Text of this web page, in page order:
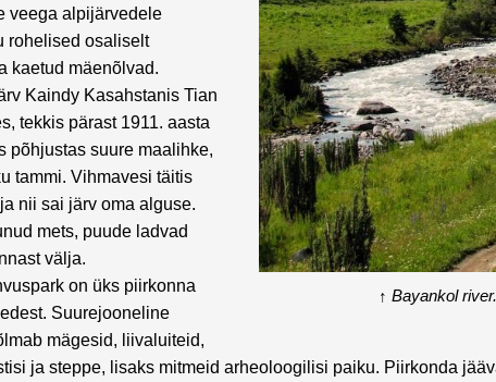
↑Bayankol
veega alpijärvedele
rohelised osaliselt
kaetud mäenõlvad.
Kaindy Kasahstanis Tian
tekkis pärast 1911. aasta
põhjustas suure maalihke,
tammi. Vihmavesi täitis
nii sai järv oma alguse.
mets, puude ladvad
välja.
on üks piirkonna
Suurejooneline
mägesid, liivaluiteid,
ja steppe, lisaks mitmeid arheoloogilisi paiku. Piirkonda